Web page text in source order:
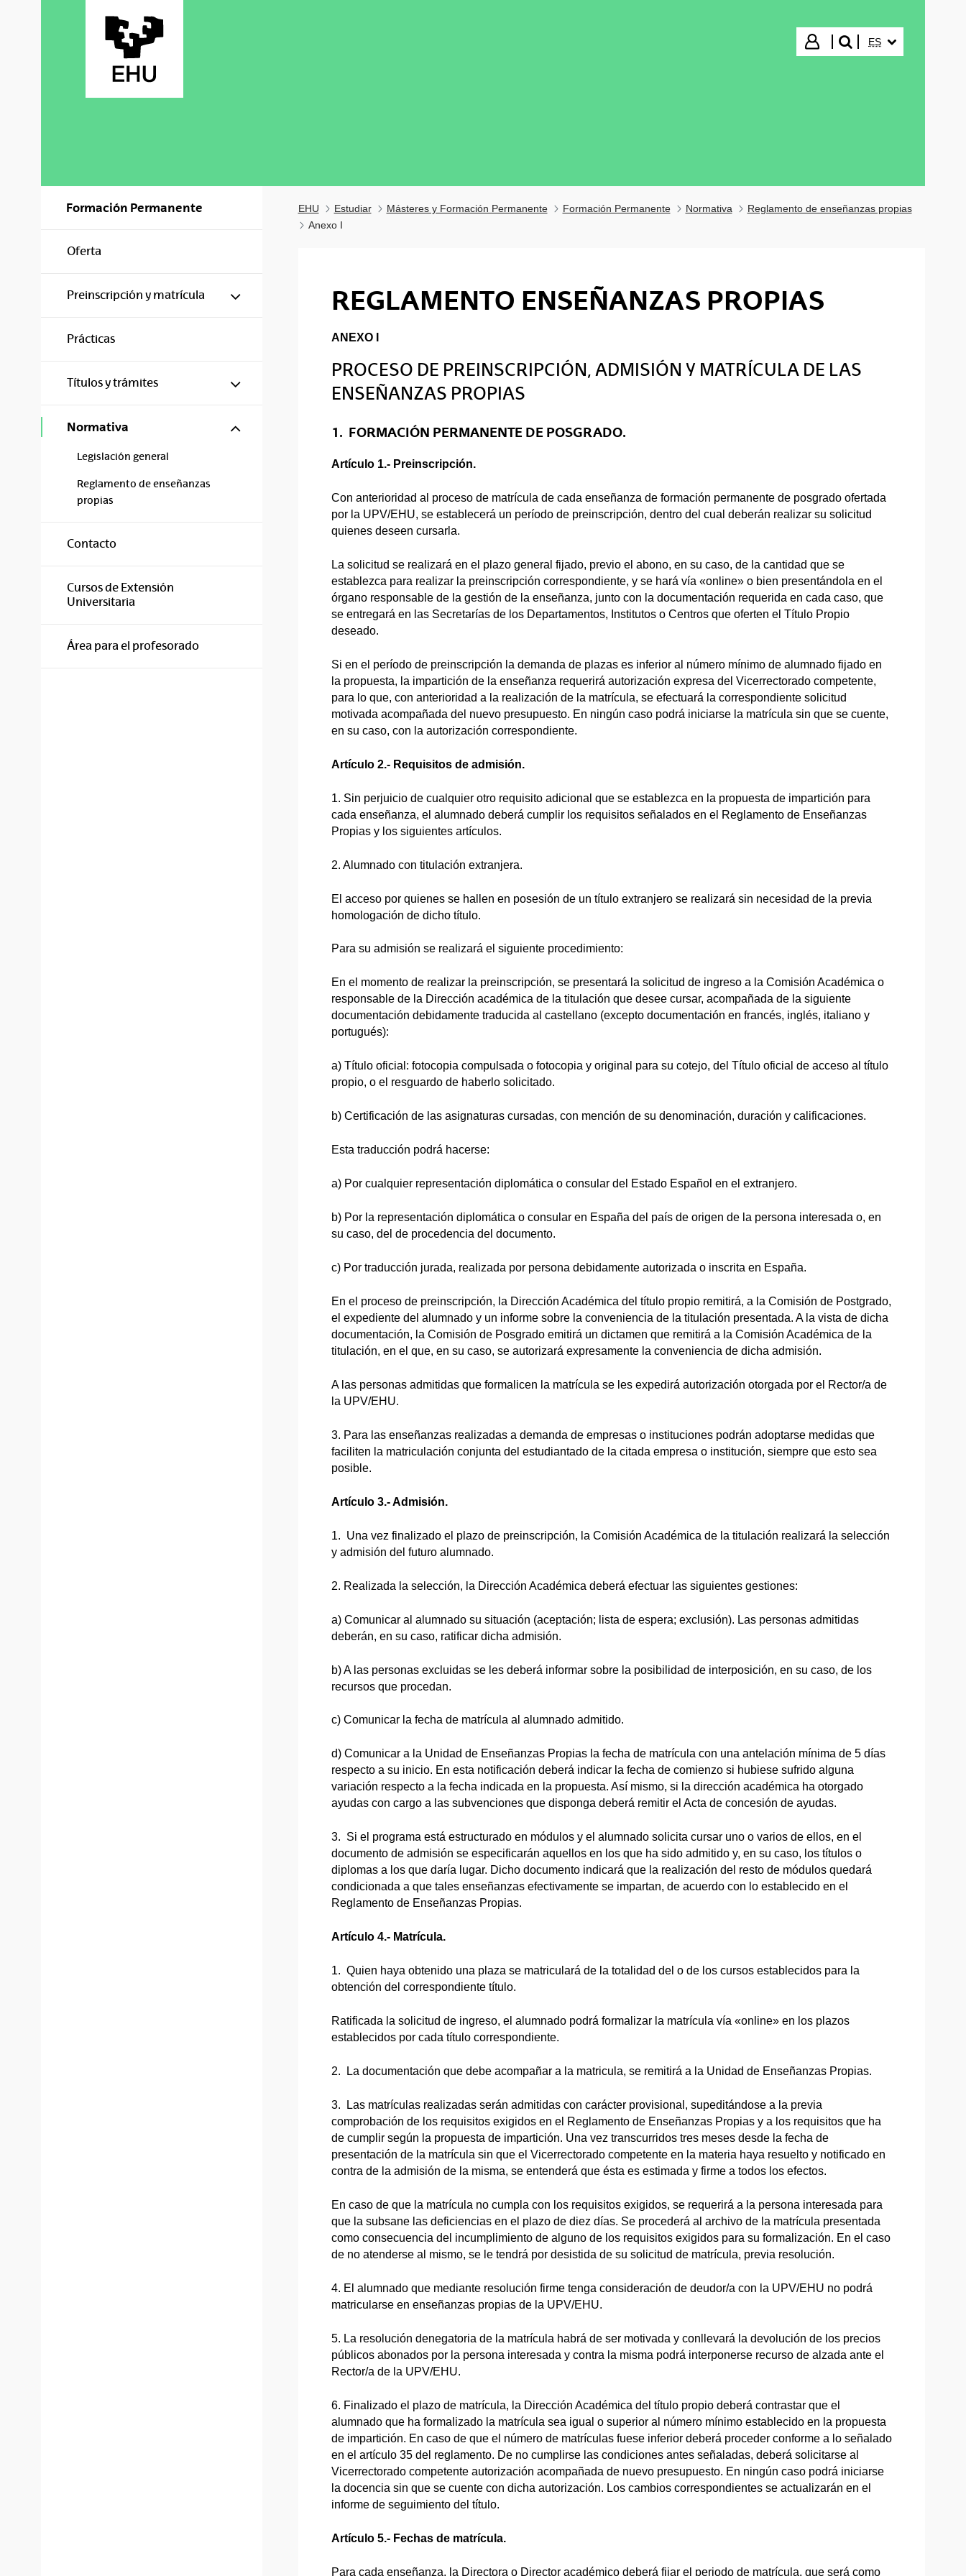
Iniciar sesión
buscar"
ES
Formación Permanente
Oferta
Preinscripción y matrícula Mostrar/ocultar subpáginas
Prácticas
Títulos y trámites Mostrar/ocultar subpáginas
Normativa Mostrar/ocultar subpáginas
Legislación general
Reglamento de enseñanzas
propias
Contacto
Cursos de Extensión
Universitaria
Área para el profesorado
EHU Estudiar Másteres y Formación Permanente Formación Permanente Normativa
Reglamento de enseñanzas propias
Anexo I
REGLAMENTO ENSEÑANZAS PROPIAS
ANEXO I
PROCESO DE PREINSCRIPCIÓN, ADMISIÓN Y MATRÍCULA DE LAS
ENSEÑANZAS PROPIAS
1. FORMACIÓN PERMANENTE DE POSGRADO.
Artículo 1.- Preinscripción.
Con anterioridad al proceso de matrícula de cada enseñanza de formación permanente de posgrado ofertada
por la UPV/EHU, se establecerá un período de pre­inscripción, dentro del cual deberán realizar su solicitud
quienes deseen cursarla.
La solicitud se realizará en el plazo general fijado, previo el abono, en su caso, de la cantidad que se
establezca para realizar la preinscripción correspondiente, y se hará vía «online» o bien presentándola en el
órgano responsable de la gestión de la enseñanza, junto con la documentación requerida en cada caso, que
se entregará en las Secretarías de los Departamentos, Institutos o Centros que oferten el Título Propio
deseado.
Si en el período de preinscripción la demanda de plazas es inferior al número mínimo de alumnado fijado en
la propuesta, la impartición de la enseñanza requerirá autorización expresa del Vicerrectorado competente,
para lo que, con anterioridad a la realización de la matrícula, se efectuará la correspondiente solicitud
motivada acompañada del nuevo presupuesto. En ningún caso podrá iniciarse la matrícula sin que se cuente,
en su caso, con la autorización correspondiente.
Artículo 2.- Requisitos de admisión.
1. Sin perjuicio de cualquier otro requisito adicional que se establezca en la propuesta de impartición para
cada enseñanza, el alumnado deberá cumplir los requisitos señalados en el Reglamento de Enseñanzas
Propias y los siguientes artículos.
2. Alumnado con titulación extranjera.
El acceso por quienes se hallen en posesión de un título extranjero se rea­lizará sin necesidad de la previa
homologación de dicho título.
Para su admisión se realizará el siguiente procedimiento:
En el momento de realizar la preinscripción, se presentará la solicitud de ingreso a la Comisión Académica o
responsable de la Dirección académica de la titulación que desee cursar, acompañada de la siguiente
documentación debidamente traducida al castellano (excepto documentación en francés, inglés, italiano y
portugués):
a) Título oficial: fotocopia compulsada o fotocopia y original para su cotejo, del Título oficial de acceso al título
propio, o el resguardo de haberlo solicitado.
b) Certificación de las asignaturas cursadas, con mención de su denominación, duración y calificaciones.
Esta traducción podrá hacerse:
a) Por cualquier representación diplomática o consular del Estado Español en el extranjero.
b) Por la representación diplomática o consular en España del país de origen de la persona interesada o, en
su caso, del de procedencia del documento.
c) Por traducción jurada, realizada por persona debidamente autorizada o inscrita en España.
En el proceso de preinscripción, la Dirección Académica del título propio remitirá, a la Comisión de Postgrado,
el expediente del alumnado y un informe sobre la conveniencia de la titulación presentada. A la vista de dicha
documentación, la Comisión de Posgrado emitirá un dictamen que remitirá a la Comisión Académica de la
titulación, en el que, en su caso, se autorizará expresamente la conveniencia de dicha admisión.
A las personas admitidas que formalicen la matrícula se les expedirá autorización otorgada por el Rector/a de
la UPV/EHU.
3. Para las enseñanzas realizadas a demanda de empresas o instituciones podrán adoptarse medidas que
faciliten la matriculación conjunta del estudiantado de la citada empresa o institución, siempre que esto sea
posible.
Artículo 3.- Admisión.
1. Una vez finalizado el plazo de preinscripción, la Comisión Académica de la titulación realizará la selección
y admisión del futuro alumnado.
2. Realizada la selección, la Dirección Académica deberá efectuar las siguientes gestiones:
a) Comunicar al alumnado su situación (aceptación; lista de espera; exclusión). Las personas admitidas
deberán, en su caso, ratificar dicha admisión.
b) A las personas excluidas se les deberá informar sobre la posibilidad de interposición, en su caso, de los
recursos que procedan.
c) Comunicar la fecha de matrícula al alumnado admitido.
d) Comunicar a la Unidad de Enseñanzas Propias la fecha de matrícula con una antelación mínima de 5 días
respecto a su inicio. En esta notificación deberá indicar la fecha de comienzo si hubiese sufrido alguna
variación respecto a la fecha indicada en la propuesta. Así mismo, si la dirección académica ha otorgado
ayudas con cargo a las subvenciones que disponga deberá remitir el Acta de concesión de ayudas.
3. Si el programa está estructurado en módulos y el alumnado solicita cursar uno o varios de ellos, en el
documento de admisión se especificarán aquellos en los que ha sido admitido y, en su caso, los títulos o
diplomas a los que daría lugar. Dicho documento indicará que la realización del resto de módulos quedará
condicionada a que tales enseñanzas efectivamente se impartan, de acuerdo con lo establecido en el
Reglamento de Enseñanzas Propias.
Artículo 4.- Matrícula.
1. Quien haya obtenido una plaza se matriculará de la totalidad del o de los cursos establecidos para la
obtención del correspondiente título.
Ratificada la solicitud de ingreso, el alumnado podrá formalizar la matrícula vía «online» en los plazos
establecidos por cada título correspondiente.
2. La documentación que debe acompañar a la matricula, se remitirá a la Unidad de Enseñanzas Propias.
3. Las matrículas realizadas serán admitidas con carácter provisional, supeditándose a la previa
comprobación de los requisitos exigidos en el Reglamento de Enseñanzas Propias y a los requisitos que ha
de cumplir según la propuesta de impartición. Una vez transcurridos tres meses desde la fecha de
presentación de la matrícula sin que el Vicerrectorado competente en la materia haya resuelto y notificado en
contra de la admisión de la misma, se entenderá que ésta es estimada y firme a todos los efectos.
En caso de que la matrícula no cumpla con los requisitos exigidos, se requerirá a la persona interesada para
que la subsane las deficiencias en el plazo de diez días. Se procederá al archivo de la matrícula presentada
como consecuencia del incumplimiento de alguno de los requisitos exigidos para su formalización. En el caso
de no atenderse al mismo, se le tendrá por desistida de su solicitud de matrícula, previa resolución.
4. El alumnado que mediante resolución firme tenga consideración de deudor/a con la UPV/EHU no podrá
matricularse en enseñanzas propias de la UPV/EHU.
5. La resolución denegatoria de la matrícula habrá de ser motivada y conllevará la devolución de los precios
públicos abonados por la persona interesada y contra la misma podrá interponerse recurso de alzada ante el
Rector/a de la UPV/EHU.
6. Finalizado el plazo de matrícula, la Dirección Académica del título propio deberá contrastar que el
alumnado que ha formalizado la matrícula sea igual o superior al número mínimo establecido en la propuesta
de impartición. En caso de que el número de matrículas fuese inferior deberá proceder conforme a lo señalado
en el artículo 35 del reglamento. De no cumplirse las condiciones antes señaladas, deberá solicitarse al
Vicerrectorado competente autorización acompañada de nuevo presupuesto. En ningún caso podrá iniciarse
la docencia sin que se cuente con dicha autorización. Los cambios correspondientes se actualizarán en el
informe de seguimiento del título.
Artículo 5.- Fechas de matrícula.
Para cada enseñanza, la Directora o Director académico deberá fijar el periodo de matrícula, que será como